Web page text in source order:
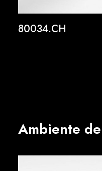
80034.CH
Ambiente